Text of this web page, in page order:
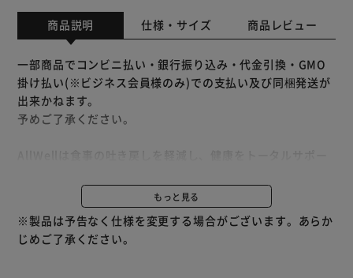
商品説明 仕様・サイズ 商品レビュー
一部商品でコンビニ払い・銀行振り込み・代金引換・GMO
掛け払い(※ビジネス会員様のみ)での支払い及び同梱発送が
出来かねます。
予めご了承ください。
ライフステージや、 気になる健康ケアから選べます。
◇7つの健康機能
子猫用：骨・歯の発育をサポート/筋肉の発育サポート/免疫
もっと見る
※製品は予告なく仕様を変更する場合がございます。あらか
じめご了承ください。